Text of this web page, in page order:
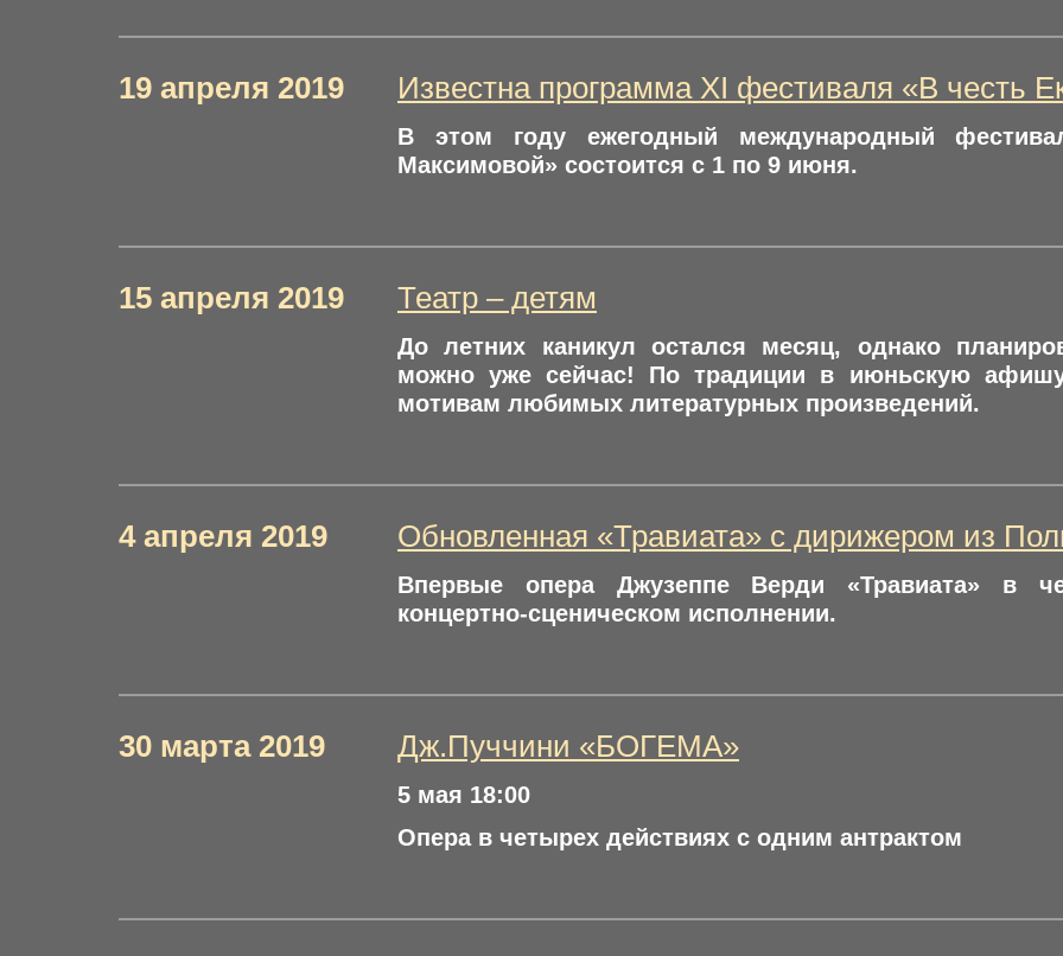
19 апреля 2019 Известна программа XI фестиваля «В честь
В этом году ежегодный международный
Максимовой» состоится с 1 по 9 июня.
15 апреля 2019 Театр – детям
До летних каникул остался месяц, однако
можно уже сейчас! По традиции в июньскую
мотивам любимых литературных произведений.
4 апреля 2019 Обновленная «Травиата» с дирижером из
Впервые опера Джузеппе Верди «Травиата» в
концертно-сценическом исполнении.
30 марта 2019 Дж.Пуччини «БОГЕМА»
5 мая 18:00
Опера в четырех действиях с одним антрактом